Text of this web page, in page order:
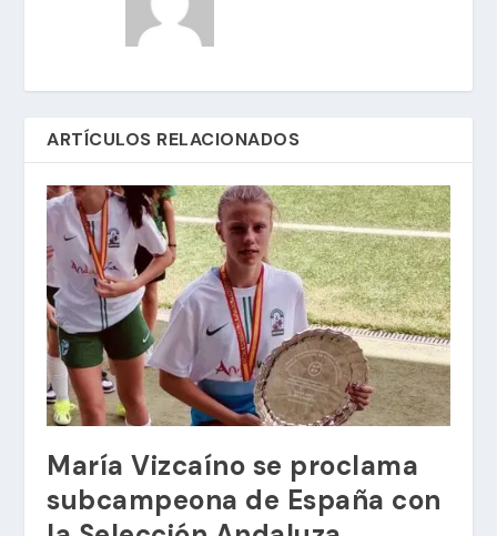
ARTÍCULOS RELACIONADOS
María Vizcaíno se proclama
subcampeona de España con